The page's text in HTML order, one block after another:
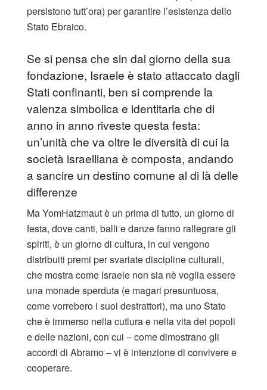
persistono tutt’ora) per garantire l’esistenza dello
Stato Ebraico.
Se si pensa che sin dal giorno della sua
fondazione, Israele è stato attaccato dagli
Stati confinanti, ben si comprende la
valenza simbolica e identitaria che di
anno in anno riveste questa festa:
un’unità che va oltre le diversità di cui la
società israelliana è composta, andando
a sancire un destino comune al di là delle
differenze
Ma YomHatzmaut è un prima di tutto, un giorno di
festa, dove canti, balli e danze fanno rallegrare gli
spiriti, è un giorno di cultura, in cui vengono
distribuiti premi per svariate discipline culturali,
che mostra come Israele non sia nè voglia essere
una monade sperduta (e magari presuntuosa,
come vorrebero i suoi destrattori), ma uno Stato
che è immerso nella cutlura e nella vita dei popoli
e delle nazioni, con cui – come dimostrano gli
accordi di Abramo – vi è intenzione di convivere e
cooperare.